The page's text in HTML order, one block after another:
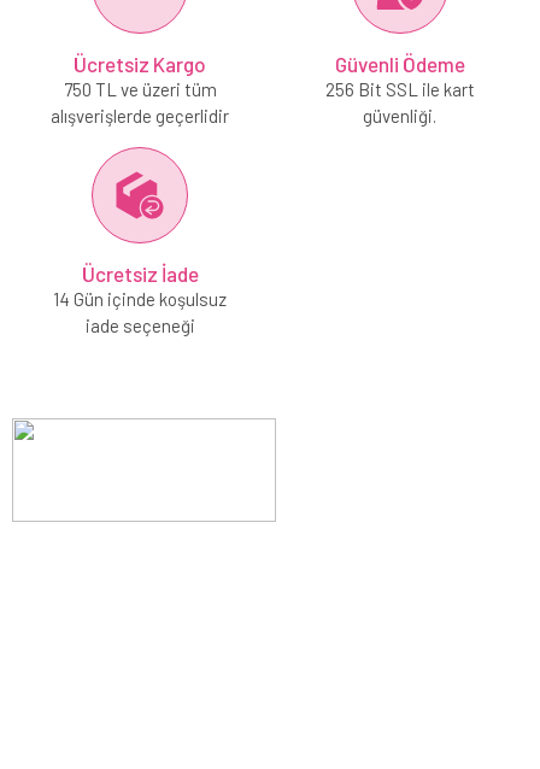
Ücretsiz Kargo
750 TL ve üzeri tüm
alışverişlerde geçerlidir
Güvenli Ödeme
256 Bit SSL ile kart
güvenliği.
Ücretsiz İade
14 Gün içinde koşulsuz
iade seçeneği